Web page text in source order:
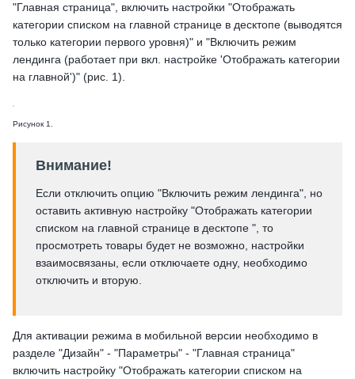
"Главная страница", включить настройки "Отображать
категории списком на главной странице в десктопе (выводятся
только категории первого уровня)" и "Включить режим
лендинга (работает при вкл. настройке 'Отображать категории
на главной')" (рис. 1).
Рисунок 1.
Внимание!
Если отключить опцию "Включить режим лендинга", но
оставить активную настройку "Отображать категории
списком на главной странице в десктопе ", то
просмотреть товары будет не возможно, настройки
взаимосвязаны, если отключаете одну, необходимо
отключить и вторую.
Для активации режима в мобильной версии необходимо в
разделе "Дизайн" - "Параметры" - "Главная страница"
включить настройку "Отображать категории списком на